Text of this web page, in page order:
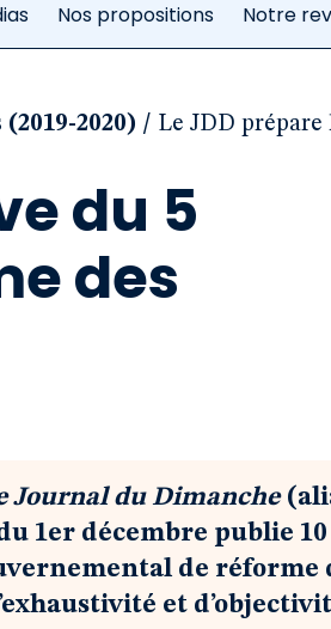
Nos propositions Notre
2020) / Le JDD
du 5
des
Journal du Dimanche
1er décembre publie 10
de réforme
et